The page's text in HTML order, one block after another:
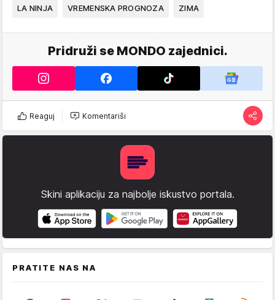
LA NINJA VREMENSKA PROGNOZA ZIMA
Pridruži se MONDO zajednici.
Reaguj Komentariši
Skini aplikaciju za najbolje iskustvo portala.
PRATITE NAS NA